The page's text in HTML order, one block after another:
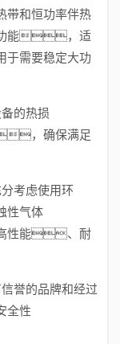
和恒功率伴热
功能，适
需要稳定大功
的热损
，确保满足
考虑使用环
气体
性能、耐
誉的品牌和经过
全性